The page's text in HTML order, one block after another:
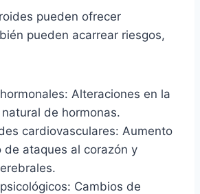
pueden ofrecer
pueden acarrear riesgos,
Alteraciones en la
de hormonas.
cardiovasculares: Aumento
de ataques al corazón y
Cambios de